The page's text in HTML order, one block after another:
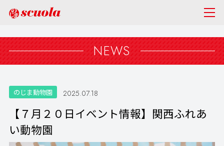
NEWS
のじま動物園 2025.07.18
【７月２０日イベント情報】関西ふれあ
い動物園